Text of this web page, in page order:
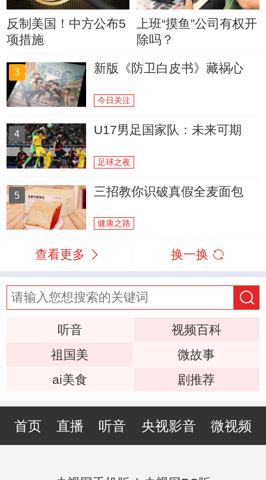
反制美国！中方公布5
项措施
上班“摸鱼”公司有权开
除吗？
3 新版《防卫白皮书》藏祸心
今日关注
4 U17男足国家队：未来可期
足球之夜
5 三招教你识破真假全麦面包
健康之路
查看更多 换一换
听音
视频百科
祖国美
微故事
ai美食
剧推荐
首页 直播 听音 央视影音 微视频